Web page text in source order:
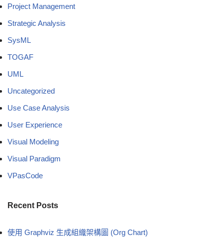
Project Management
Strategic Analysis
SysML
TOGAF
UML
Uncategorized
Use Case Analysis
User Experience
Visual Modeling
Visual Paradigm
VPasCode
Recent Posts
使用 Graphviz 生成組織架構圖 (Org Chart)